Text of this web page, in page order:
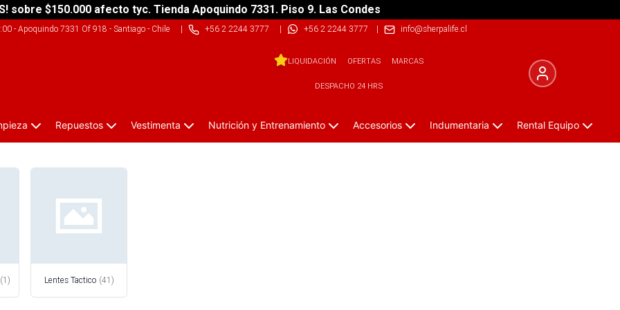
sobre $150.000 afecto tyc. Tienda Apoquindo 7331. Piso 9. Las Condes
- Apoquindo 7331 Of 918 - Santiago - Chile| +56 2 2244 3777 | +56 2 2244 3777 | info@sherpalife.cl
LIQUIDACIÓN OFERTAS MARCAS
DESPACHO 24 HRS
Repuestos Vestimenta Nutrición y Entrenamiento Accesorios Indumentaria Rental Equipo
(1 ) Lentes Tactico (41 )